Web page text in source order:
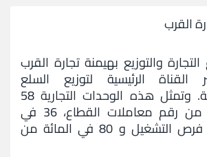
القرب
والتوزيع بهيمنة تجارة القرب
القناة الرئيسية لتوزيع السلع
الاستهلاكية. وتمثل هذه الوحدات التجارية 58
في المائة من رقم معاملات القطاع، 36 في
المائة من فرص التشغيل و 80 في المائة من